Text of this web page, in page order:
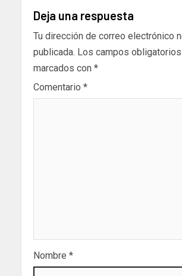
Deja una respuesta
Tu dirección de correo electrónico
publicada. Los campos
marcados con *
Comentario *
Nombre *